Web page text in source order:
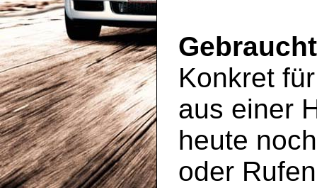
Konkret
aus einer
heute
oder